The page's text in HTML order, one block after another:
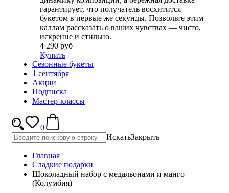
гарантирует, что получатель восхитится
букетом в первые же секунды. Позвольте этим
каллам рассказать о ваших чувствах — чисто,
искренне и стильно.
4 290 руб
Купить
Сезонные букеты
1 сентября
Акции
Подписка
Мастер-классы
0
ИскатьЗакрыть
Главная
Сладкие подарки
Шоколадный набор c медальонами и манго
(Колумбия)